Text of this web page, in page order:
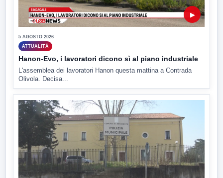
▶
5 AGOSTO 2026
ATTUALITÀ
Hanon-Evo, i lavoratori dicono sì al piano industriale
L'assemblea dei lavoratori Hanon questa mattina a Contrada
Olivola. Decisa...